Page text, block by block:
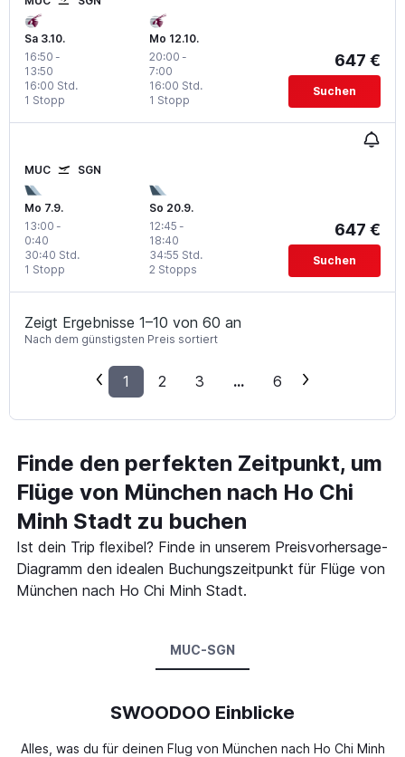
Sa 3.10.
16:50 -
13:50
1 Stopp
16:00 Std.
Mo 12.10.
20:00 -
7:00
1 Stopp
16:00 Std.
647 €
Suchen
MUC SGN
Mo 7.9.
13:00 -
0:40
1 Stopp
30:40 Std.
So 20.9.
12:45 -
18:40
2 Stopps
34:55 Std.
647 €
Suchen
Zeigt Ergebnisse 1–10 von 60 an
Nach dem günstigsten Preis sortiert
1 2 3 ... 6
Finde den perfekten Zeitpunkt, um
Flüge von München nach Ho Chi
Minh Stadt zu buchen
Ist dein Trip flexibel? Finde in unserem Preisvorhersage-
Diagramm den idealen Buchungszeitpunkt für Flüge von
München nach Ho Chi Minh Stadt.
MUC-SGN
SWOODOO Einblicke
Alles, was du für deinen Flug von München nach Ho Chi Minh